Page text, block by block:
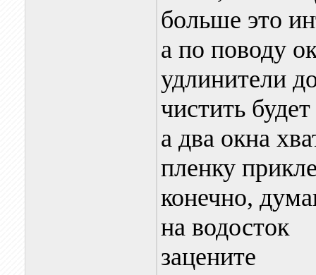
больше это
а по поводу
удлинители
чистить будет
а два окна
пленку
конечно,
на водосток
зацените